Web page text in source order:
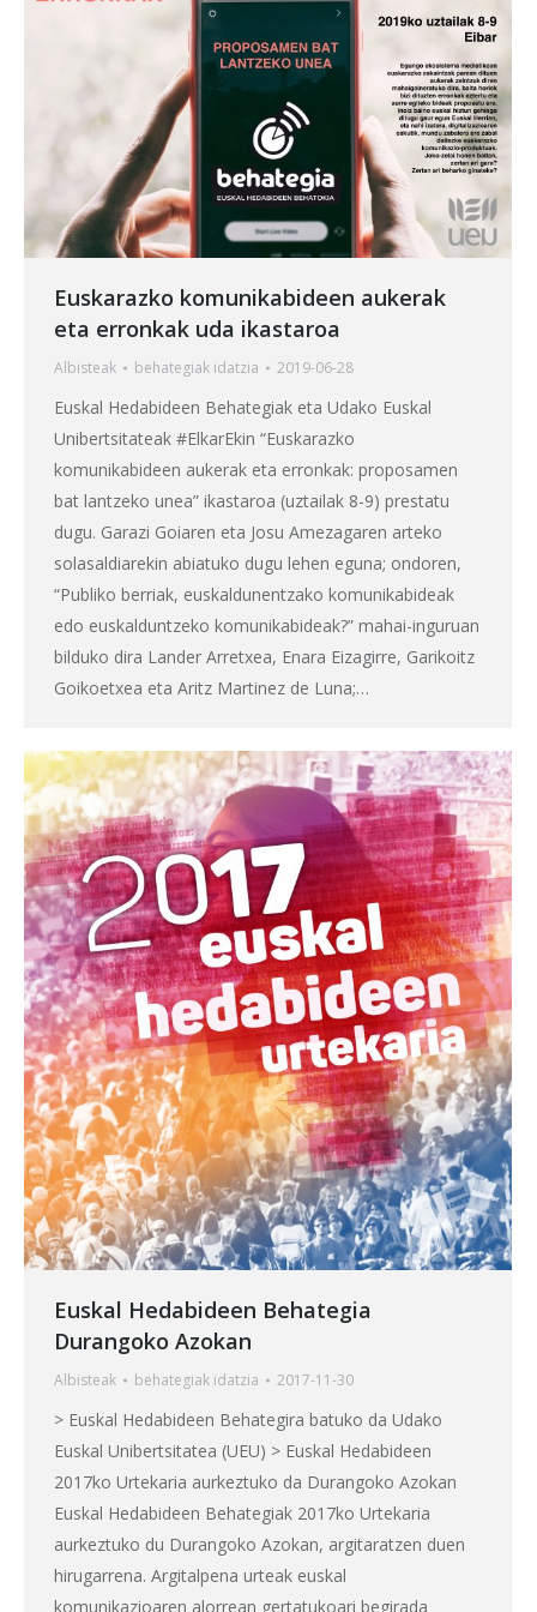
Euskarazko komunikabideen aukerak
eta erronkak uda ikastaroa
Albisteak behategiak idatzia 2019-06-28
Euskal Hedabideen Behategiak eta Udako Euskal
Unibertsitateak #ElkarEkin “Euskarazko
komunikabideen aukerak eta erronkak: proposamen
bat lantzeko unea” ikastaroa (uztailak 8-9) prestatu
dugu. Garazi Goiaren eta Josu Amezagaren arteko
solasaldiarekin abiatuko dugu lehen eguna; ondoren,
“Publiko berriak, euskaldunentzako komunikabideak
edo euskalduntzeko komunikabideak?” mahai-inguruan
bilduko dira Lander Arretxea, Enara Eizagirre, Garikoitz
Goikoetxea eta Aritz Martinez de Luna;…
Euskal Hedabideen Behategia
Durangoko Azokan
Albisteak behategiak idatzia 2017-11-30
> Euskal Hedabideen Behategira batuko da Udako
Euskal Unibertsitatea (UEU) > Euskal Hedabideen
2017ko Urtekaria aurkeztuko da Durangoko Azokan
Euskal Hedabideen Behategiak 2017ko Urtekaria
aurkeztuko du Durangoko Azokan, argitaratzen duen
hirugarrena. Argitalpena urteak euskal
komunikazioaren alorrean gertatukoari begirada